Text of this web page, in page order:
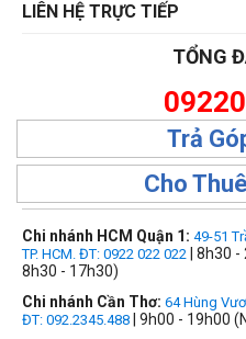
LIÊN HỆ TRỰC TIẾP
TỔNG
Trả
Cho
Chi nhánh HCM Quận 1: 49-51
TP. HCM. ĐT: 0922 022 022 | 8h30
8h30 - 17h30)
Chi nhánh Cần Thơ: 64 Hùng
ĐT: 092.2345.488 | 9h00 - 19h00